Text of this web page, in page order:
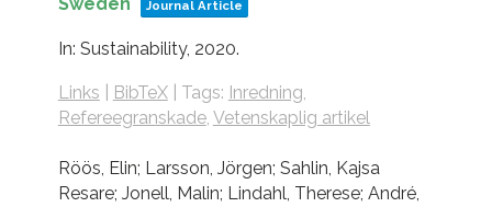
Journal Article
In: Sustainability, 2020.
Links BibTeX| Tags: Inredning,
Refereegranskade, Vetenskaplig artikel
Röös, Elin; Larsson, Jörgen; Sahlin, Kajsa
Resare; Jonell, Malin; Lindahl, Therese; André,